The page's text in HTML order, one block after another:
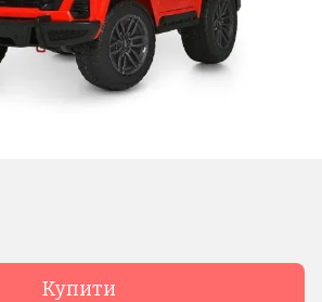
Купити